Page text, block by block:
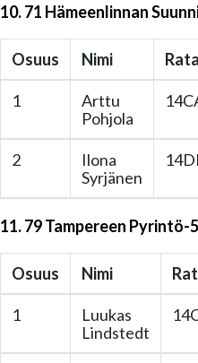
10. 71 Hämeenlinnan
Osuus Nimi Rata
1
Arttu
Pohjola
2
Ilona
Syrjänen
11. 79 Tampereen Pyrintö-
Osuus Nimi
1
Luukas
Lindstedt